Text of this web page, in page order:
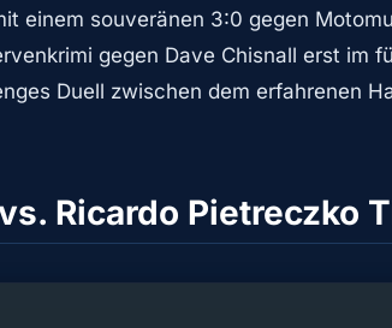
einem souveränen 3:0 gegen
gegen Dave Chisnall erst im
Duell zwischen dem erfahrenen
Ricardo Pietreczko